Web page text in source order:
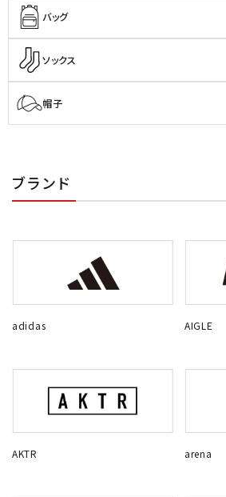
バッグ
ソックス
帽子
ブランド
adidas AIGLE
AKTR arena